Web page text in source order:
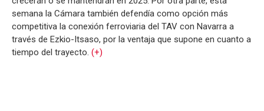
semana la Cámara también defendía como opción más
competitiva la conexión ferroviaria del TAV con Navarra a
través de Ezkio-Itsaso, por la ventaja que supone en cuanto a
tiempo del trayecto. (+)